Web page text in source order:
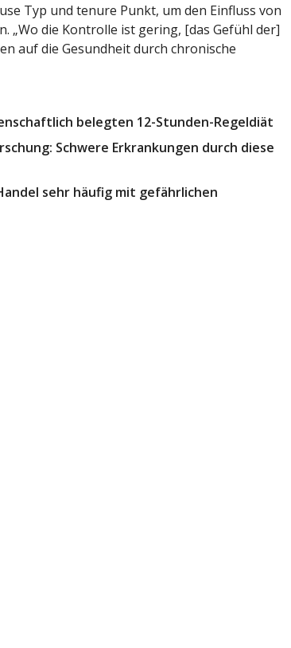
Typ und tenure Punkt, um den Einfluss von
„Wo die Kontrolle ist gering, [das Gefühl der]
auf die Gesundheit durch chronische
belegten 12-Stunden-Regeldiät
Schwere Erkrankungen durch diese
sehr häufig mit gefährlichen